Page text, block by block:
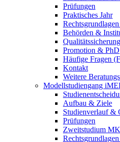
Prüfungen
Praktisches Jahr
Behörden &
Qualitätssicherung
Promotion & PhD
Häufige Fragen
Kontakt
Weitere
Modellstudiengang
Aufbau & Ziele
Studienverlauf &
Prüfungen
Zweitstudium